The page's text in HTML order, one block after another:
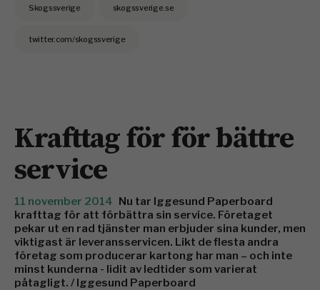
Skogssverige skogssverige.se
twitter.com/skogssverige
Krafttag för för bättre
service
11 november 2014 Nu tar Iggesund Paperboard
krafttag för att förbättra sin service. Företaget
pekar ut en rad tjänster man erbjuder sina kunder, men
viktigast är leveransservicen. Likt de flesta andra
företag som producerar kartong har man – och inte
minst kunderna - lidit av ledtider som varierat
påtagligt. / Iggesund Paperboard